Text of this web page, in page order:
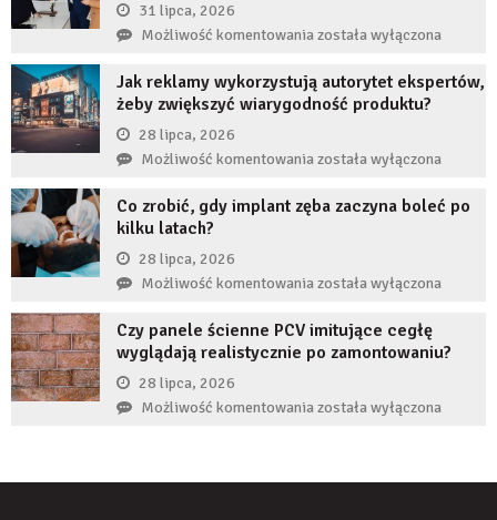
długi
uzupełnię
implantem?
31 lipca, 2026
Możliwość komentowaniaCzy
JDG
chroni
przed
komornikiem?
została wyłączona
Jak reklamy wykorzystują autorytet ekspertów,
żeby zwiększyć wiarygodność produktu?
28 lipca, 2026
Możliwość komentowaniaJak
wykorzystują
żeby
zwiększyć
wiarygodność
produktu?
została wyłączona
Co zrobić, gdy implant zęba zaczyna boleć po
kilku latach?
28 lipca, 2026
Możliwość komentowaniaCo
gdy
implant
zaczyna
została wyłączona
Czy panele ścienne PCV imitujące cegłę
wyglądają realistycznie po zamontowaniu?
28 lipca, 2026
Możliwość komentowaniaCzy
została wyłączona